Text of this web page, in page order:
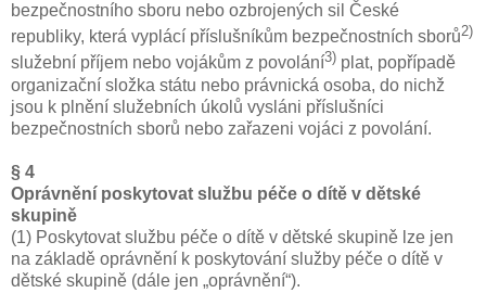
bezpečnostního sboru nebo ozbrojených sil České
republiky, která vyplácí příslušníkům bezpečnostních sborů2)
služební příjem nebo vojákům z povolání3) plat, popřípadě
organizační složka státu nebo právnická osoba, do nichž
jsou k plnění služebních úkolů vysláni příslušníci
bezpečnostních sborů nebo zařazeni vojáci z povolání.
§ 4
Oprávnění poskytovat službu péče o dítě v dětské
skupině
(1) Poskytovat službu péče o dítě v dětské skupině lze jen
na základě oprávnění k poskytování služby péče o dítě v
dětské skupině (dále jen „oprávnění“).